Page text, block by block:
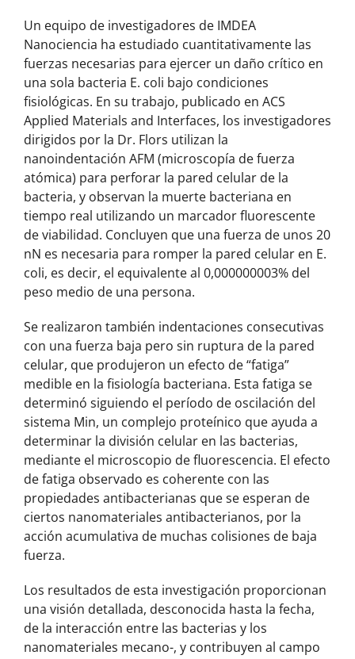
Un equipo de investigadores de IMDEA
Nanociencia ha estudiado cuantitativamente las
fuerzas necesarias para ejercer un daño crítico en
una sola bacteria E. coli bajo condiciones
fisiológicas. En su trabajo, publicado en ACS
Applied Materials and Interfaces, los investigadores
dirigidos por la Dr. Flors utilizan la
nanoindentación AFM (microscopía de fuerza
atómica) para perforar la pared celular de la
bacteria, y observan la muerte bacteriana en
tiempo real utilizando un marcador fluorescente
de viabilidad. Concluyen que una fuerza de unos 20
nN es necesaria para romper la pared celular en E.
coli, es decir, el equivalente al 0,000000003% del
peso medio de una persona.
Se realizaron también indentaciones consecutivas
con una fuerza baja pero sin ruptura de la pared
celular, que produjeron un efecto de “fatiga”
medible en la fisiología bacteriana. Esta fatiga se
determinó siguiendo el período de oscilación del
sistema Min, un complejo proteínico que ayuda a
determinar la división celular en las bacterias,
mediante el microscopio de fluorescencia. El efecto
de fatiga observado es coherente con las
propiedades antibacterianas que se esperan de
ciertos nanomateriales antibacterianos, por la
acción acumulativa de muchas colisiones de baja
fuerza.
Los resultados de esta investigación proporcionan
una visión detallada, desconocida hasta la fecha,
de la interacción entre las bacterias y los
nanomateriales mecano-, y contribuyen al campo